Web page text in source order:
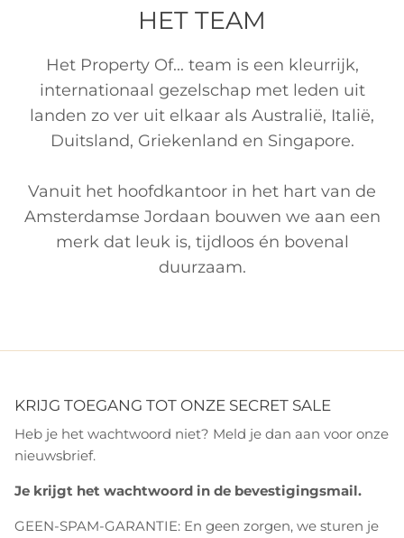
HET TEAM
Het Property Of... team is een kleurrijk,
internationaal gezelschap met leden uit
landen zo ver uit elkaar als Australië, Italië,
Duitsland, Griekenland en Singapore.
Vanuit het hoofdkantoor in het hart van de
Amsterdamse Jordaan bouwen we aan een
merk dat leuk is, tijdloos én bovenal
duurzaam.
KRIJG TOEGANG TOT ONZE SECRET SALE
Heb je het wachtwoord niet? Meld je dan aan voor onze
nieuwsbrief.
Je krijgt het wachtwoord in de bevestigingsmail.
GEEN-SPAM-GARANTIE: En geen zorgen, we sturen je